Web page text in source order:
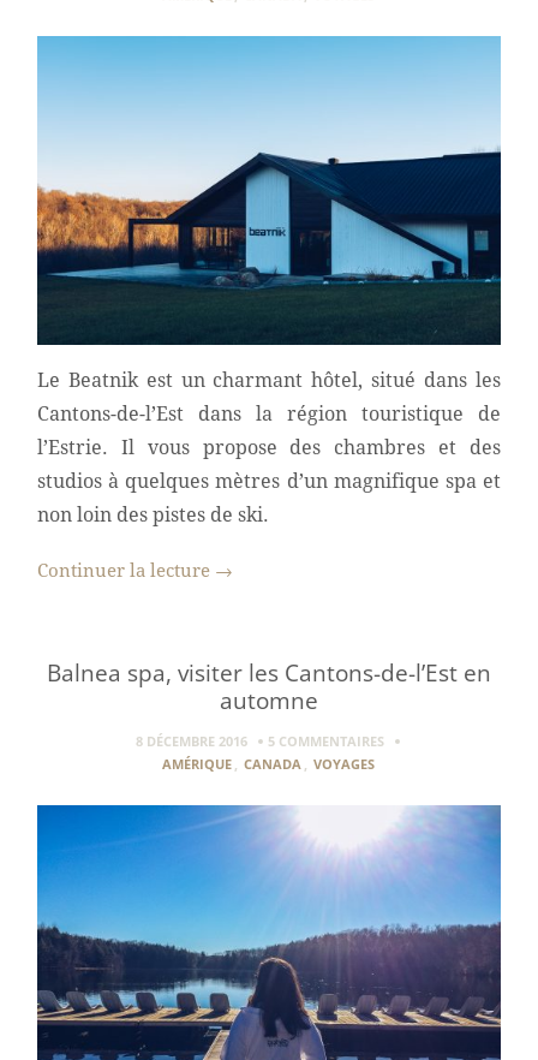
Le Beatnik est un charmant hôtel, situé dans les
Cantons-de-l’Est dans la région touristique de
l’Estrie. Il vous propose des chambres et des
studios à quelques mètres d’un magnifique spa et
non loin des pistes de ski.
Continuer la lecture →
Balnea spa, visiter les Cantons-de-l’Est en
automne
8 DÉCEMBRE 2016
5 COMMENTAIRES
AMÉRIQUE
CANADA VOYAGES